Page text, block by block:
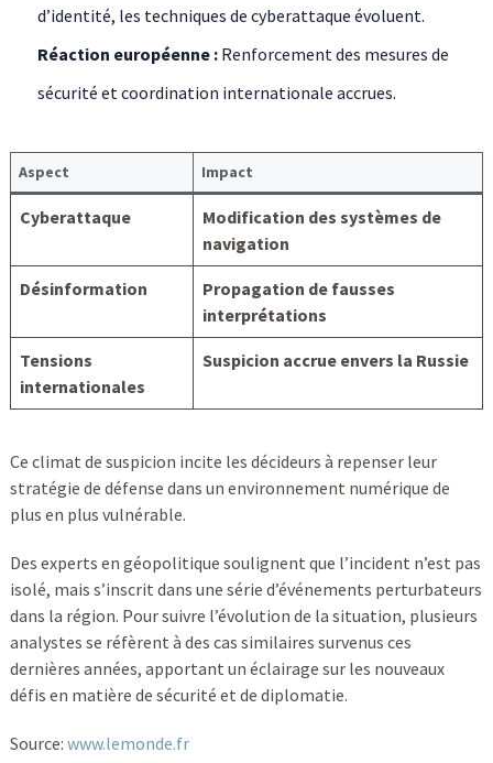
d’identité, les techniques de cyberattaque évoluent.
Réaction européenne :Renforcement des mesures de
sécurité et coordination internationale accrues.
Aspect Impact
Cyberattaque
Modification des systèmes de
navigation
Désinformation
Propagation de fausses
interprétations
Tensions
internationales
Suspicion accrue envers la Russie
Ce climat de suspicion incite les décideurs à repenser leur
stratégie de défense dans un environnement numérique de
plus en plus vulnérable.
Des experts en géopolitique soulignent que l’incident n’est pas
isolé, mais s’inscrit dans une série d’événements perturbateurs
dans la région. Pour suivre l’évolution de la situation, plusieurs
analystes se réfèrent à des cas similaires survenus ces
dernières années, apportant un éclairage sur les nouveaux
défis en matière de sécurité et de diplomatie.
Source: www.lemonde.fr